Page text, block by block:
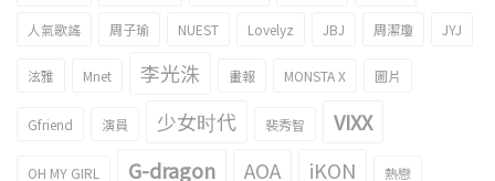
人氣歌謠 周子瑜 NUEST Lovelyz JBJ 周潔瓊 JYJ
泫雅 Mnet 李光洙 畫報 MONSTA X 圖片
Gfriend 演員 少女时代 裴秀智 VIXX
OH MY GIRL G-dragon AOA iKON 熱戀